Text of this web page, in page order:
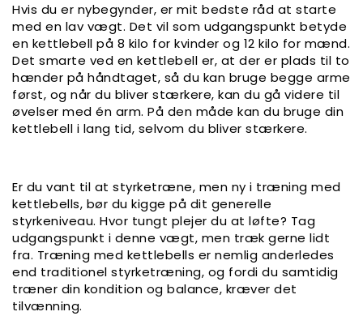
Hvis du er nybegynder, er mit bedste råd at starte
med en lav vægt. Det vil som udgangspunkt betyde
en kettlebell på 8 kilo for kvinder og 12 kilo for mænd.
Det smarte ved en kettlebell er, at der er plads til to
hænder på håndtaget, så du kan bruge begge arme
først, og når du bliver stærkere, kan du gå videre til
øvelser med én arm. På den måde kan du bruge din
kettlebell i lang tid, selvom du bliver stærkere.
Er du vant til at styrketræne, men ny i træning med
kettlebells, bør du kigge på dit generelle
styrkeniveau. Hvor tungt plejer du at løfte? Tag
udgangspunkt i denne vægt, men træk gerne lidt
fra. Træning med kettlebells er nemlig anderledes
end traditionel styrketræning, og fordi du samtidig
træner din kondition og balance, kræver det
tilvænning.